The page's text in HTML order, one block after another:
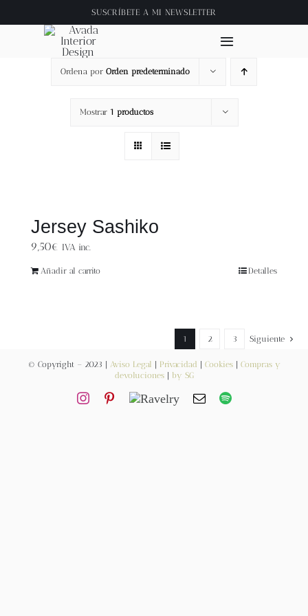
al
contenido
SUSCRÍBETE A MI NEWSLETTER
Toggle
Navigation
Newsletter
Ordena por Orden predeterminado
Mostrar 1 productos
Jersey Sashiko
9,50€ IVA inc.
Añadir al carrito Detalles
1 2 3 Siguiente
© Copyright – 2023 | Aviso Legal Privacidad Cookies| Compras y
devoluciones| by SG